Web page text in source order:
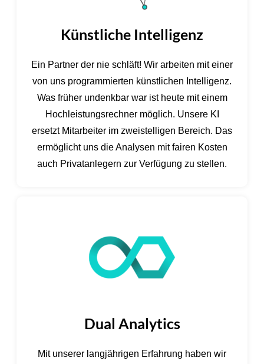
Künstliche Intelligenz
Ein Partner der nie schläft! Wir arbeiten mit einer
von uns programmierten künstlichen Intelligenz.
Was früher undenkbar war ist heute mit einem
Hochleistungsrechner möglich. Unsere KI
ersetzt Mitarbeiter im zweistelligen Bereich. Das
ermöglicht uns die Analysen mit fairen Kosten
auch Privatanlegern zur Verfügung zu stellen.
Dual Analytics
Mit unserer langjährigen Erfahrung haben wir